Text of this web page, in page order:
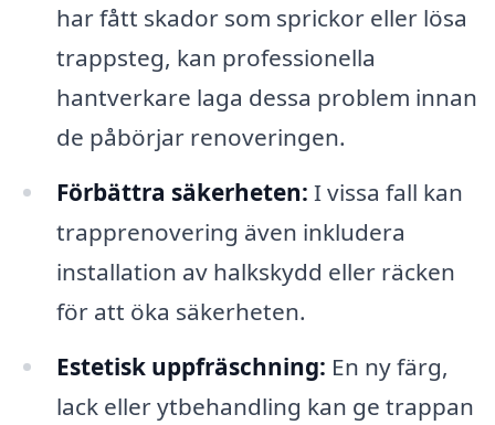
har fått skador som sprickor eller lösa
trappsteg, kan professionella
hantverkare laga dessa problem innan
de påbörjar renoveringen.
Förbättra säkerheten: I vissa fall kan
trapprenovering även inkludera
installation av halkskydd eller räcken
för att öka säkerheten.
Estetisk uppfräschning: En ny färg,
lack eller ytbehandling kan ge trappan